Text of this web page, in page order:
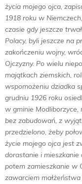
N
U
życia mojego ojca,
1918 roku w
czasie gdy jeszcze
Polacy, byli jeszcze na
zakończeniu wojny,
Ojczyzny. Po wielu
majątkach ziemskich,
wspomożeniu dziadka
grudniu 1926 roku
w gminie Modliborzyce,
bez zabudowań, z
przedzielono, żeby
życie mojego ojca jest
dorastanie i
potem zamieszkanie w
zawarciem